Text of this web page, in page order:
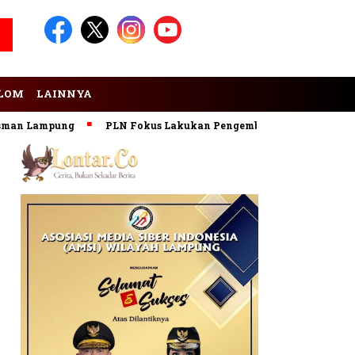
LAINNYA
PLN Fokus Lakukan Pengembangan Pembangkit EBT